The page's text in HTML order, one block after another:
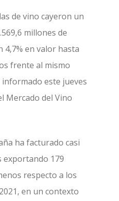
de vino cayeron un
millones de
en valor hasta
frente al mismo
este jueves
Mercado del Vino
ha facturado casi
exportando 179
respecto a los
en un contexto